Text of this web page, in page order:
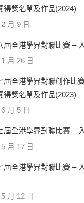
得獎名單及作品(2024)
月 9 日
屆全港學界對聯比賽 –
月 26 日
屆全港學界對聯創作比
得獎名單及作品(2023)
月 5 日
屆全港學界對聯比賽 –
月 17 日
屆全港學界對聯比賽 –
月 12 日